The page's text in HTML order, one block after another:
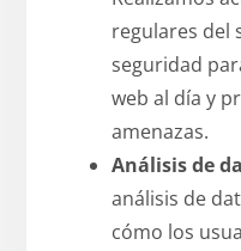
regulares del
seguridad
web al día y
amenazas.
Análisis de
análisis de
cómo los